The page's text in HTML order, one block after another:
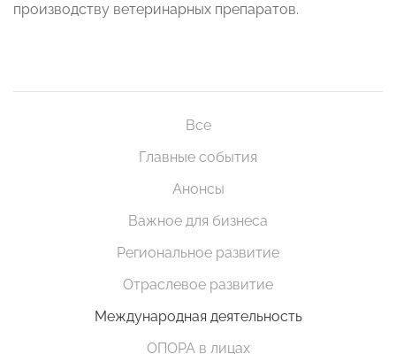
производству ветеринарных препаратов.
Все
Главные события
Анонсы
Важное для бизнеса
Региональное развитие
Отраслевое развитие
Международная деятельность
ОПОРА в лицах